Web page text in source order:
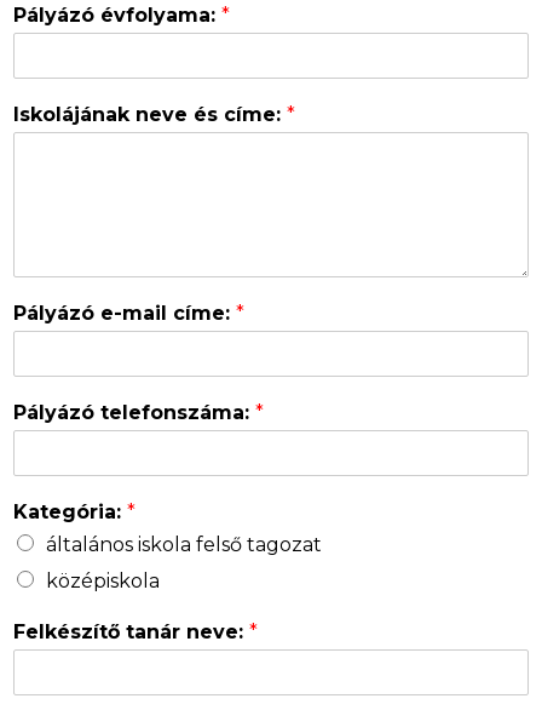
Pályázó évfolyama: *
Iskolájának neve és címe: *
Pályázó e-mail címe: *
Pályázó telefonszáma: *
Kategória: *
általános iskola felső tagozat
középiskola
Felkészítő tanár neve: *